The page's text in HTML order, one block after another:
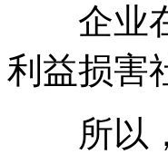
企业在
利益损害
所以，